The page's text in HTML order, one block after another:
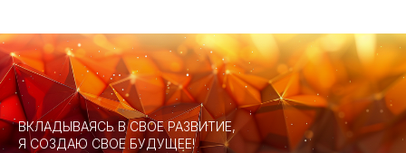
ВКЛАДЫВАЯСЬ В СВОЕ РАЗВИТИЕ,
Я СОЗДАЮ СВОЕ БУДУЩЕЕ!